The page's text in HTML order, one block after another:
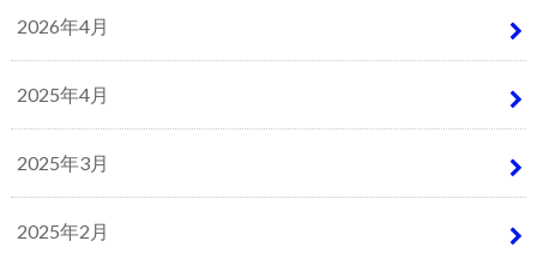
2026年4月
2025年4月
2025年3月
2025年2月